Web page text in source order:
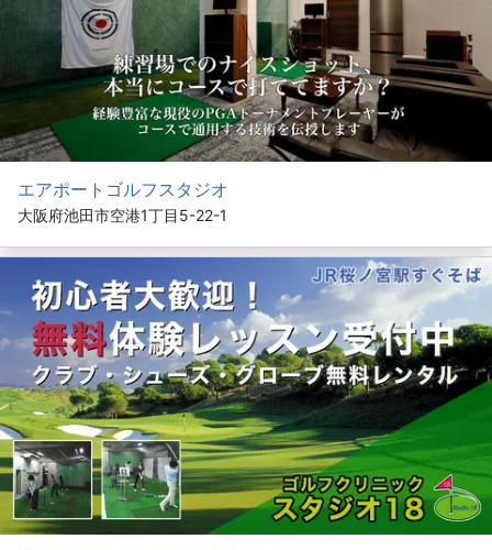
エアポートゴルフスタジオ
大阪府池田市空港1丁目5-22-1